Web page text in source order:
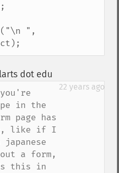
",
dot edu
22 years ago
in the
page has
like if I
a form,
this in